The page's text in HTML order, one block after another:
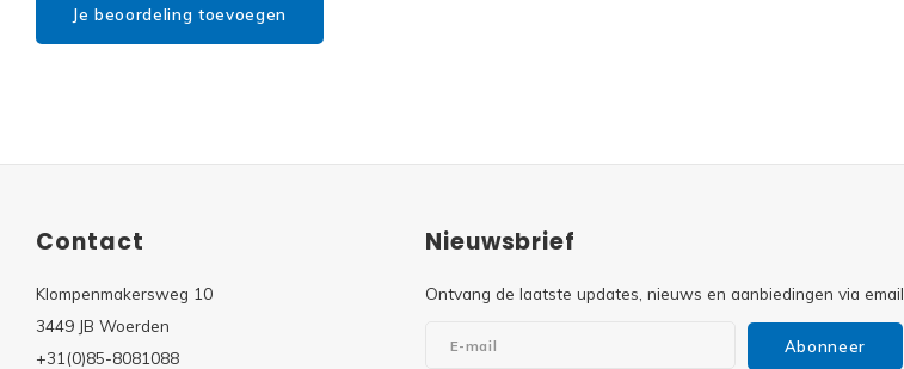
Je beoordeling toevoegen
Contact
Klompenmakersweg 10
3449 JB Woerden
+31(0)85-8081088
Nieuwsbrief
Ontvang de laatste updates, nieuws en aanbiedingen via email
Abonneer